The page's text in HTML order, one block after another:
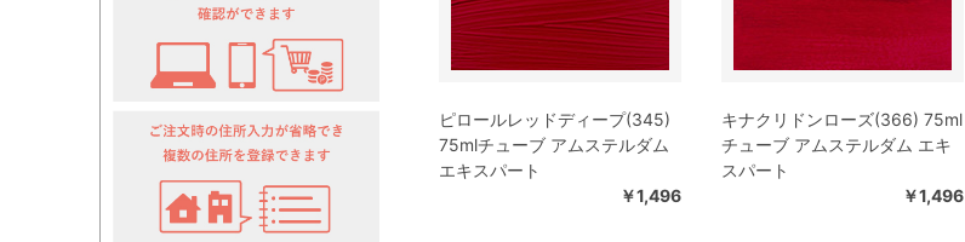
ピロールレッドディープ(345)
75mlチューブ アムステルダム
エキスパート
￥1,496
キナクリドンローズ(366) 75ml
チューブ アムステルダム エキ
スパート
￥1,496